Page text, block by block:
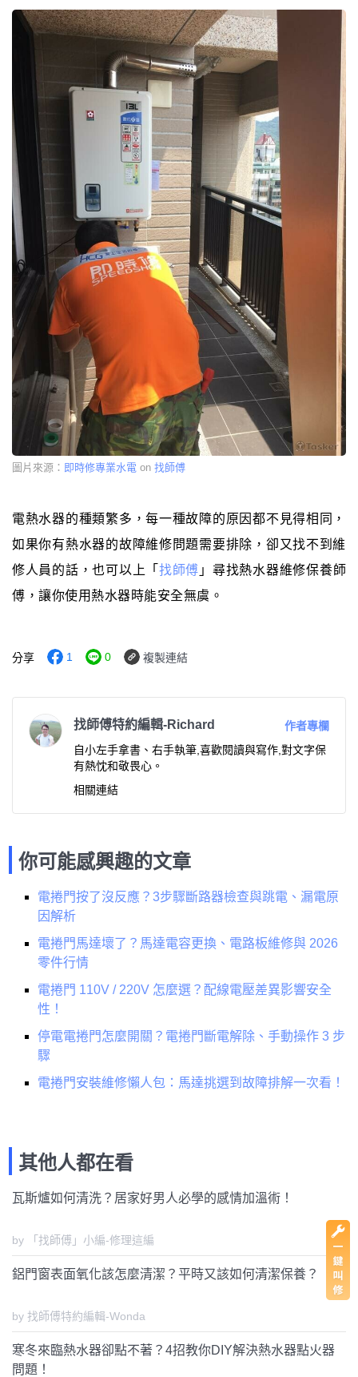
圖片來源： 即時修專業水電 on 找師傅
電熱水器的種類繁多，每一種故障的原因都不見得相同，
如果你有熱水器的故障維修問題需要排除，卻又找不到維
修人員的話，也可以上「找師傅 」尋找熱水器維修保養師
傅，讓你使用熱水器時能安全無虞。
分享 1 0 複製連結
找師傅特約編輯-Richard
作者專欄
自小左手拿書、右手執筆,喜歡閱讀與寫作,對文字保
有熱忱和敬畏心。
相關連結
你可能感興趣的文章
電捲門按了沒反應？3步驟斷路器檢查與跳電、漏電原
因解析
電捲門馬達壞了？馬達電容更換、電路板維修與 2026
零件行情
電捲門 110V / 220V 怎麼選？配線電壓差異影響安全
性！
停電電捲門怎麼開關？電捲門斷電解除、手動操作 3 步
驟
電捲門安裝維修懶人包：馬達挑選到故障排解一次看！
其他人都在看
瓦斯爐如何清洗？居家好男人必學的感情加溫術！
by 「找師傅」小編-修理這編
鋁門窗表面氧化該怎麼清潔？平時又該如何清潔保養？
by 找師傅特約編輯-Wonda
寒冬來臨熱水器卻點不著？4招教你DIY解決熱水器點火器
問題！